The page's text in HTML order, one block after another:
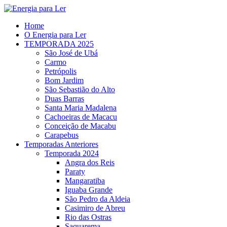
Home
O Energia para Ler
TEMPORADA 2025
São José de Ubá
Carmo
Petrópolis
Bom Jardim
São Sebastião do Alto
Duas Barras
Santa Maria Madalena
Cachoeiras de Macacu
Conceição de Macabu
Carapebus
Temporadas Anteriores
Temporada 2024
Angra dos Reis
Paraty
Mangaratiba
Iguaba Grande
São Pedro da Aldeia
Casimiro de Abreu
Rio das Ostras